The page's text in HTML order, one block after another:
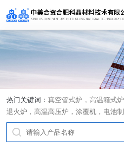
热门关键词：真空管式炉，高温箱式
退火炉，高温高压炉，涂覆机，电池